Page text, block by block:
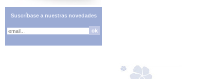
Suscríbase a nuestras novedades